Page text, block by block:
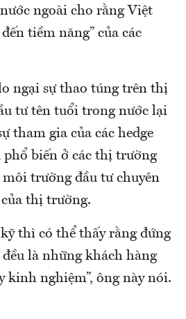
ngoài cho rằng Việt
tiềm năng” của các
ngại sự thao túng trên thị
tư tên tuổi trong nước lại
tham gia của các hedge
biến ở các thị trường
trường đầu tư chuyên
thị trường.
thì có thể thấy rằng đứng
đều là những khách hàng
kinh nghiệm”, ông này nói.